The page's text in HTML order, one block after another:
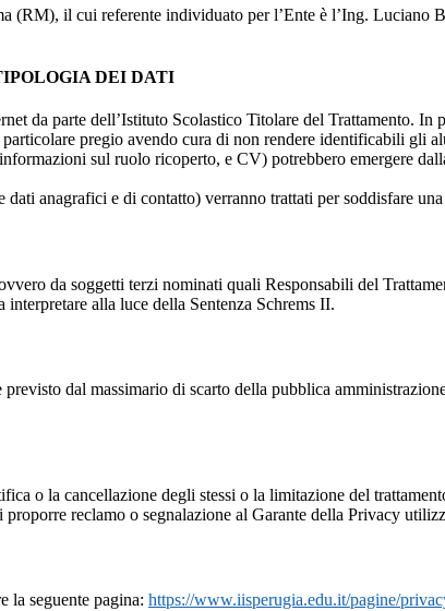
(RM), il cui referente individuato perl’Ente è l’Ing. Luciano
DEI DATI
da parte dell’Istituto Scolastico Titolare del Trattamento.
pregio avendo cura di non rendere identificabili gli
sul ruolo ricoperto, e CV) potrebbero emergere
anagrafici e di contatto) verranno trattati per soddisfare
da soggetti terzi nominati quali Responsabili del
alla luce della Sentenza Schrems II.
dal massimario di scarto della pubblica
o la cancellazione degli stessi o la limitazione del
reclamo o segnalazione al Garante della Privacy
la seguente pagina: https://www.iisperugia.edu.it/pagine/